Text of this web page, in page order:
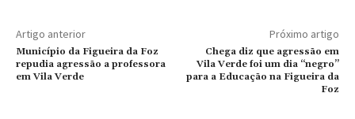
Artigo anterior
Município da Figueira da Foz
repudia agressão a professora
em Vila Verde
Próximo artigo
Chega diz que agressão em
Vila Verde foi um dia “negro”
para a Educação na Figueira da
Foz